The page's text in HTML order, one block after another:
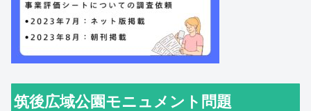
筑後広域公園モニュメント問題